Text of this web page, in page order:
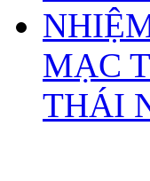
MẠC
THÁI